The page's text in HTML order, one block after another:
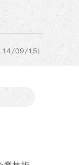
09/15)